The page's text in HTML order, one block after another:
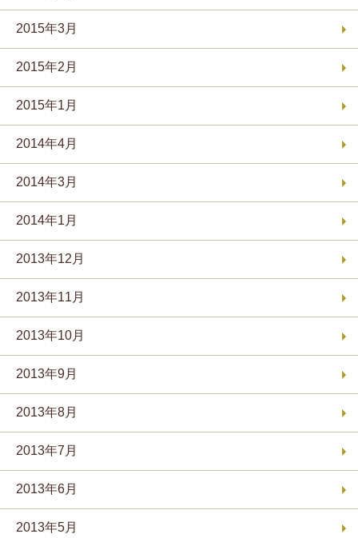
2015年3月
2015年2月
2015年1月
2014年4月
2014年3月
2014年1月
2013年12月
2013年11月
2013年10月
2013年9月
2013年8月
2013年7月
2013年6月
2013年5月